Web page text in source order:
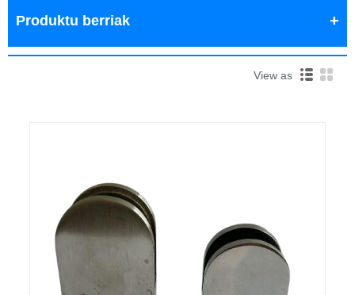
Produktu berriak
View as